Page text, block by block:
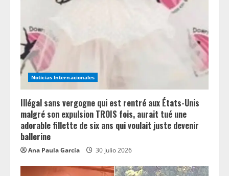
d
i
n
g
Noticias Internacionales
Illégal sans vergogne qui est rentré aux États-Unis
malgré son expulsion TROIS fois, aurait tué une
adorable fillette de six ans qui voulait juste devenir
ballerine
Ana Paula García 30 julio 2026